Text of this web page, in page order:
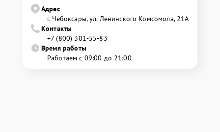
Адрес
г. Чебоксары, ул. Ленинского Комсомола, 21А
Контакты
+7 (800) 301-55-83
Время работы
Работаем с 09:00 до 21:00